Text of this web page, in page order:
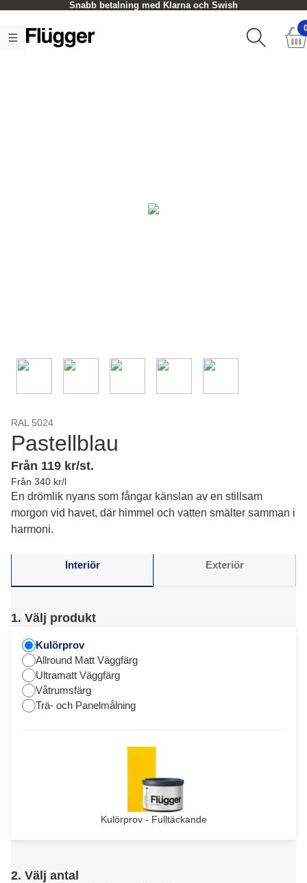
Snabb betalning med Klarna och Swish
RAL 5024
Pastellblau
Från 119 kr/st.
Från 340 kr/l
En drömlik nyans som fångar känslan av en stillsam
morgon vid havet, där himmel och vatten smälter samman i
harmoni.
Interiör Exteriör
1. Välj produkt
Kulörprov
Allround Matt Väggfärg
Ultramatt Väggfärg
Våtrumsfärg
Trä- och Panelmålning
Kulörprov - Fulltäckande
2. Välj antal